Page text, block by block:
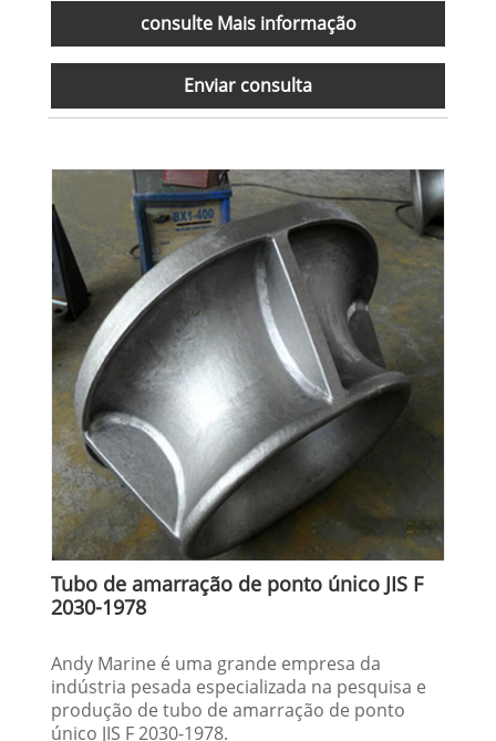
consulte Mais informação
Enviar consulta
Tubo de amarração de ponto único JIS F
2030-1978
Andy Marine é uma grande empresa da
indústria pesada especializada na pesquisa e
produção de tubo de amarração de ponto
único JIS F 2030-1978.